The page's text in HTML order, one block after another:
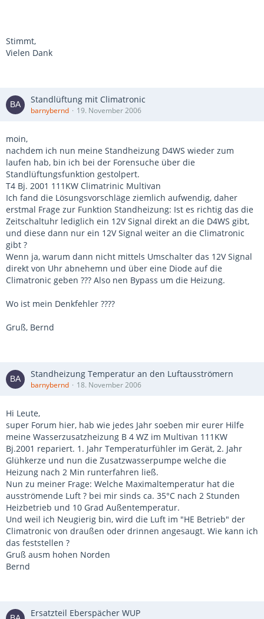
Stimmt,
Vielen Dank
Standlüftung mit Climatronic
barnybernd 19. November 2006
moin,
nachdem ich nun meine Standheizung D4WS wieder zum
laufen hab, bin ich bei der Forensuche über die
Standlüftungsfunktion gestolpert.
T4 Bj. 2001 111KW Climatrinic Multivan
Ich fand die Lösungsvorschläge ziemlich aufwendig, daher
erstmal Frage zur Funktion Standheizung: Ist es richtig das die
Zeitschaltuhr lediglich ein 12V Signal direkt an die D4WS gibt,
und diese dann nur ein 12V Signal weiter an die Climatronic
gibt ?
Wenn ja, warum dann nicht mittels Umschalter das 12V Signal
direkt von Uhr abnehemn und über eine Diode auf die
Climatronic geben ??? Also nen Bypass um die Heizung.
Wo ist mein Denkfehler ????
Gruß, Bernd
Standheizung Temperatur an den Luftausströmern
barnybernd 18. November 2006
Hi Leute,
super Forum hier, hab wie jedes Jahr soeben mir eurer Hilfe
meine Wasserzusatzheizung B 4 WZ im Multivan 111KW
Bj.2001 repariert. 1. Jahr Temperaturfühler im Gerät, 2. Jahr
Glühkerze und nun die Zusatzwasserpumpe welche die
Heizung nach 2 Min runterfahren ließ.
Nun zu meiner Frage: Welche Maximaltemperatur hat die
ausströmende Luft ? bei mir sinds ca. 35°C nach 2 Stunden
Heizbetrieb und 10 Grad Außentemperatur.
Und weil ich Neugierig bin, wird die Luft im "HE Betrieb" der
Climatronic von draußen oder drinnen angesaugt. Wie kann ich
das feststellen ?
Gruß ausm hohen Norden
Bernd
Ersatzteil Eberspächer WUP